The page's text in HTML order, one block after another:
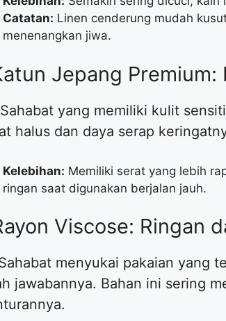
Catatan: Linen cenderung mudah
menenangkan jiwa.
Jepang
yang memiliki kulit
halus dan daya serap
Kelebihan: Memiliki serat yang lebih
ringan saat digunakan berjalan jauh.
Viscose: Ringan
menyukai pakaian yang
jawabannya. Bahan ini sering